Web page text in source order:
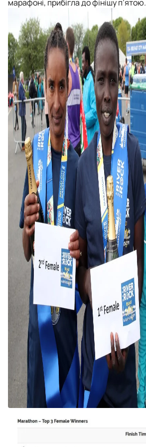
марафоні, прибігла до фінішу п’ятою.